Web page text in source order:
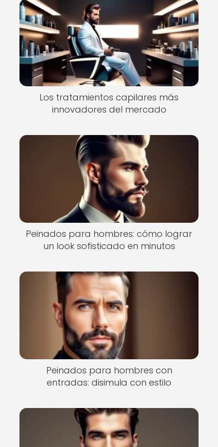
Los tratamientos capilares más
innovadores del mercado
Peinados para hombres: cómo lograr
un look sofisticado en minutos
Peinados para hombres con
entradas: disimula con estilo